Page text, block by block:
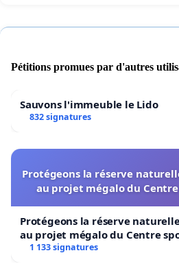
Pétitions promues par d'autres
Sauvons l'immeuble le Lido
832 signatures
Protégeons la réserve
au projet mégalo du
Protégeons la réserve
au projet mégalo du Centre
1 133 signatures